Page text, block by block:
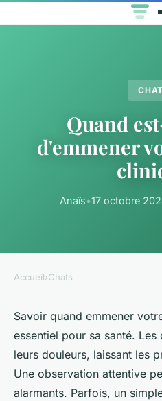
Quand
d'emmener
Anaïs•17 octobre
Accueil›Chats
Savoir quand emmener
essentiel pour sa santé.
leurs douleurs, laissant les
Une observation attentive
alarmants. Parfois, un